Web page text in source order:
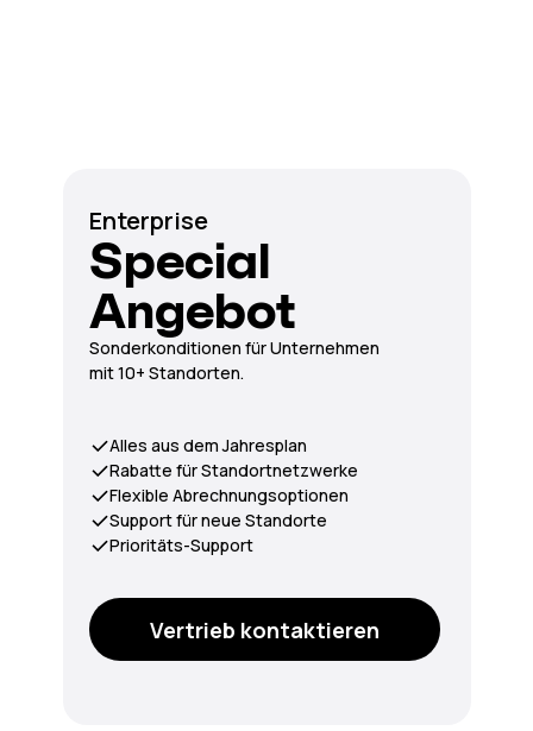
Enterprise
Special
Angebot
Sonderkonditionen für Unternehmen
mit 10+ Standorten.
Vertrieb kontaktieren
Alles aus dem Jahresplan
Rabatte für Standortnetzwerke
Flexible Abrechnungsoptionen
Support für neue Standorte
Prioritäts-Support